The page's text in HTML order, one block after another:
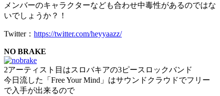
メンバーのキャラクターなども合わせ中毒性があるのではな
いでしょうか？！
Twitter： https://twitter.com/heyyaazz/
NO BRAKE
2アーティスト目はスロバキアの3ピースロックバンド
今日流した「Free Your Mind」はサウンドクラウドでフリー
で入手が出来るので